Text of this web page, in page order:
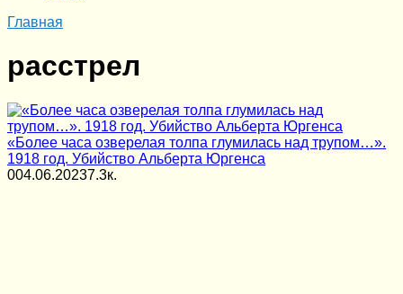
Главная
расстрел
«Более часа озверелая толпа глумилась над трупом…».
1918 год. Убийство Альберта Юргенса
004.06.20237.3к.